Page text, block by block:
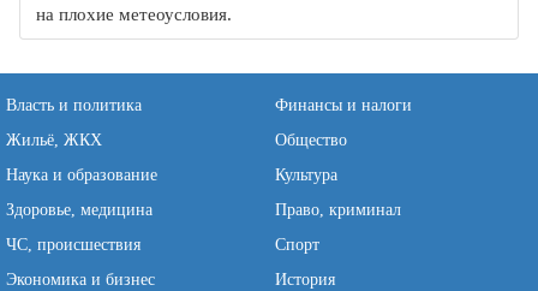
на плохие метеоусловия.
Власть и политика
Финансы и налоги
Жильё, ЖКХ
Общество
Наука и образование
Культура
Здоровье, медицина
Право, криминал
ЧС, происшествия
Спорт
Экономика и бизнес
История